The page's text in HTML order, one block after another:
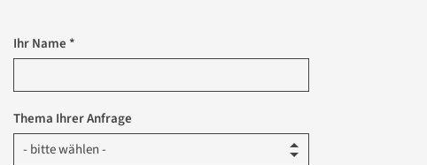
Ihr Name *
Thema Ihrer Anfrage